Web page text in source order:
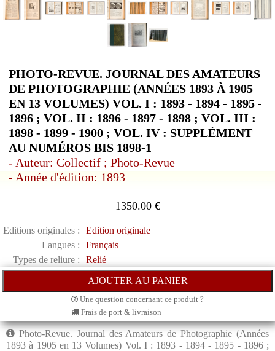
PHOTO-REVUE. JOURNAL DES AMATEURS
DE PHOTOGRAPHIE (ANNÉES 1893 À 1905
EN 13 VOLUMES) VOL. I : 1893 - 1894 - 1895 -
1896 ; VOL. II : 1896 - 1897 - 1898 ; VOL. III :
1898 - 1899 - 1900 ; VOL. IV : SUPPLÉMENT
AU NUMÉROS BIS 1898-1
- Auteur: Collectif ; Photo-Revue
- Année d'édition: 1893
1350.00€
Editions originales :
Edition originale
Langues :
Français
Types de reliure :
Relié
Une question concernant ce produit ?
Frais de port & livraison
Photo-Revue. Journal des Amateurs de Photographie (Années
1893 à 1905 en 13 Volumes) Vol. I : 1893 - 1894 - 1895 - 1896 ;